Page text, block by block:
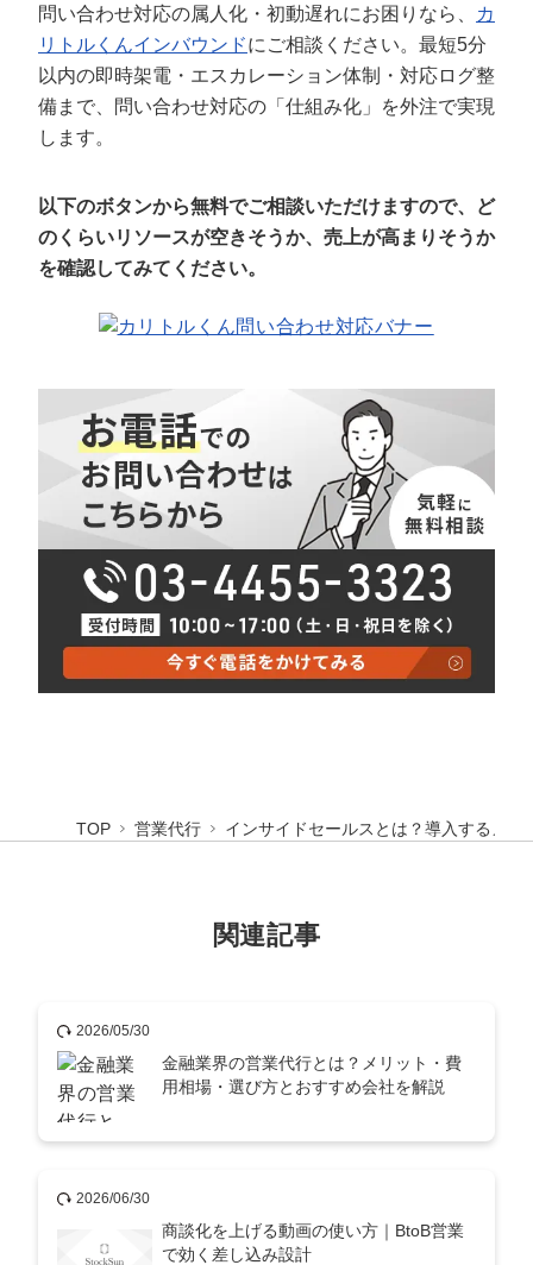
問い合わせ対応の属人化・初動遅れにお困りなら、
カ
リトルくんインバウンドにご相談ください。最短5分
以内の即時架電・エスカレーション体制・対応ログ整
備まで、問い合わせ対応の「仕組み化」を外注で実現
します。
以下のボタンから無料でご相談いただけますので、ど
のくらいリソースが空きそうか、売上が高まりそうか
を確認してみてください。
TOP 営業代行 インサイドセールスとは？導入するメ
関連記事
2026/05/30
金融業界の営業代行とは？メリット・費
用相場・選び方とおすすめ会社を解説
2026/06/30
商談化を上げる動画の使い方｜BtoB営業
で効く差し込み設計